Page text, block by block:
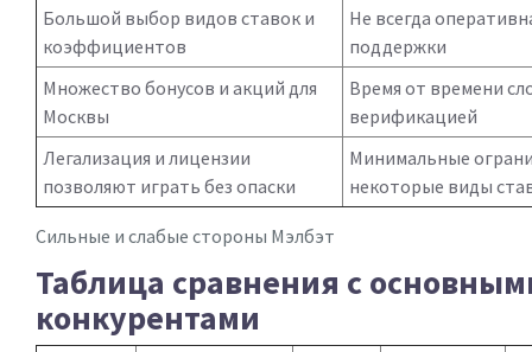
Сильные и слабые стороны Мэлбэт
Большой выбор видов ставок и
коэффициентов
Не всегда
поддержки
Множество бонусов и акций для
Москвы
Время от времени
верификацией
Легализация и лицензии
позволяют играть без опаски
Минимальные
некоторые виды
Таблица сравнения с
конкурентами